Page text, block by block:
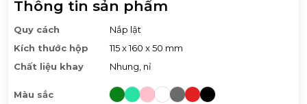
Thông tin sản phẩm
Quy cách
Nắp lật
Kích thước hộp
115 x 160 x 50 mm
Chất liệu khay
Nhung, nỉ
Màu sắc